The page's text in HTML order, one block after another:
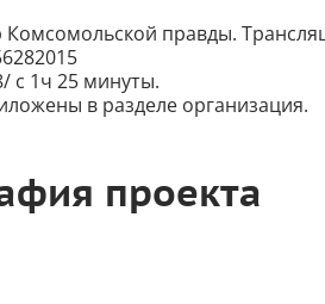
правды.
с 1ч 25 минуты.
в разделе организация.
проекта